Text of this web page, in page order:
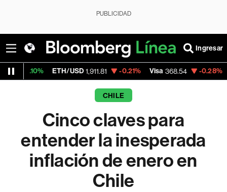
PUBLICIDAD
Ingresar
1,911.81 -0.21% Visa 368.54 -0.28% MercadoLibre
CHILE
Cinco claves para
entender la inesperada
inflación de enero en
Chile